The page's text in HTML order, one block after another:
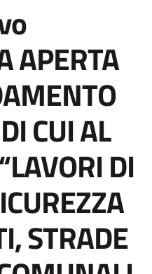
APERTA
CUI AL
DI
STRADE